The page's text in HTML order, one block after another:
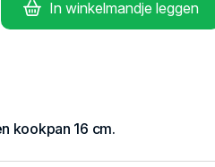
In winkelmandje leggen
kookpan 16 cm.